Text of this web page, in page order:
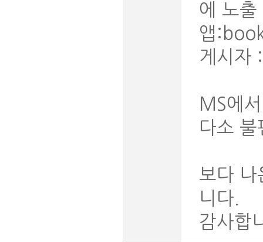
에 노
앱
게시자
MS에
다소
보다 나
니다.
감사합